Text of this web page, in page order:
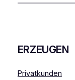
ERZEUGEN
Privatkunden